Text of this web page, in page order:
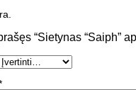
“Sietynas “Saiph”